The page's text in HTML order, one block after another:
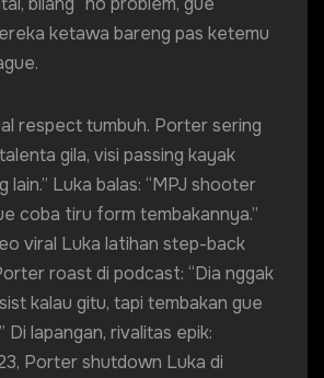
ketawa bareng pas ketemu
respect tumbuh. Porter sering
gila, visi passing kayak
lain.” Luka balas: “MPJ shooter
coba tiru form tembakannya.”
viral Luka latihan step-back
roast di podcast: “Dia nggak
kalau gitu, tapi tembakan gue
Di lapangan, rivalitas epik:
Porter shutdown Luka di